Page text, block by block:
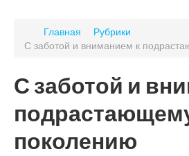
Главная
Рубрики
С заботой и вниманием к
С заботой и
поколению